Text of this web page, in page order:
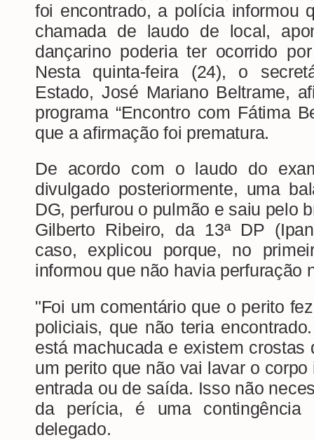
foi encontrado, a polícia informou
chamada de laudo de local,
dançarino poderia ter ocorrido
Nesta quinta-feira (24), o
Estado, José Mariano Beltrame,
programa “Encontro com Fátima
que a afirmação foi prematura.
De acordo com o laudo do
divulgado posteriormente, uma
DG, perfurou o pulmão e saiu pelo
Gilberto Ribeiro, da 13ª DP
caso, explicou porque, no
informou que não havia perfuração
"Foi um comentário que o perito
policiais, que não teria
está machucada e existem crostas
um perito que não vai lavar o
entrada ou de saída. Isso não
da perícia, é uma
delegado.